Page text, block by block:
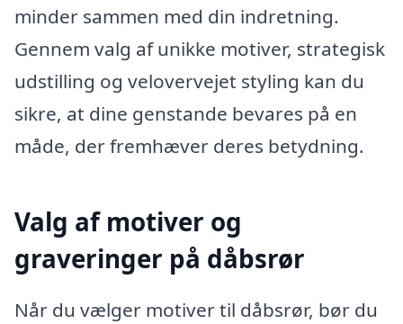
minder sammen med din indretning.
Gennem valg af unikke motiver, strategisk
udstilling og velovervejet styling kan du
sikre, at dine genstande bevares på en
måde, der fremhæver deres betydning.
Valg af motiver og
graveringer på dåbsrør
Når du vælger motiver til dåbsrør, bør du